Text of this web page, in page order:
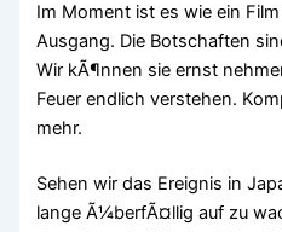
Im Moment ist es wie ein
Ausgang. Die Botschaften
Wir kÃ¶nnen sie ernst
Feuer endlich verstehen.
mehr.
Sehen wir das Ereignis in
lange Ã¼berfÃ¤llig auf zu